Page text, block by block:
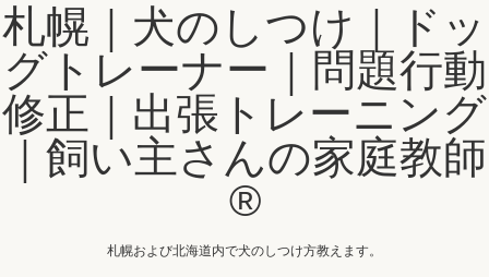
札幌｜犬のしつけ｜ドッ
グトレーナー｜問題行動
修正｜出張トレーニング
｜飼い主さんの家庭教師
®️
札幌および北海道内で犬のしつけ方教えます。